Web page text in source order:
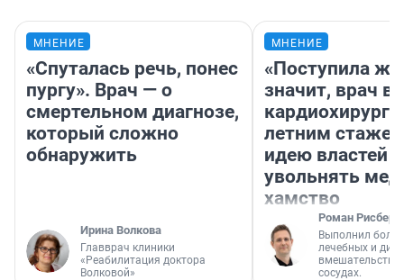
МНЕНИЕ
«Спуталась речь, понес
пургу». Врач — о
смертельном диагнозе,
который сложно
обнаружить
Ирина Волкова
Главврач клиники
«Реабилитация доктора
Волковой»
МНЕНИЕ
«Поступила
значит, врач
кардиохирург
летним
идею властей
увольнять
хамство
Роман Рисберг
Выполнил
лечебных и
вмешательств
сосудах.